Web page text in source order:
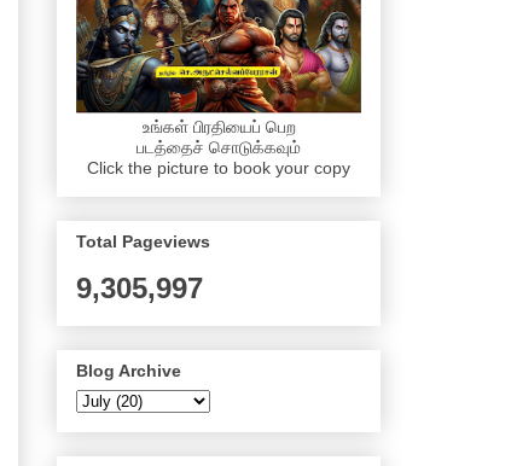
உங்கள் பிரதியைப் பெற
படத்தைச் சொடுக்கவும்
Click the picture to book your copy
Total Pageviews
9,305,997
Blog Archive